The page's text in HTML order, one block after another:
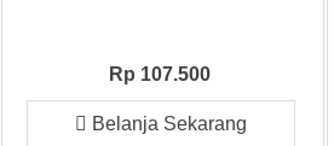
Rp 107.500
Belanja Sekarang